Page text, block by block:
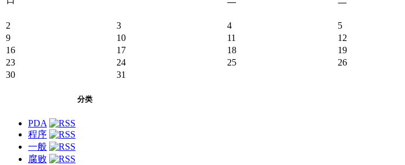
2
3 4 5
9
10 11 12
16
17 18 19
23
24 25 26
30
31
分类
PDA
程序
一般
腐败